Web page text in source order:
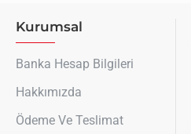
Kurumsal
Banka Hesap Bilgileri
Hakkımızda
Ödeme Ve Teslimat